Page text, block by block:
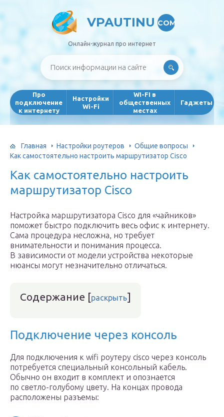
VPAUTINU COM
Онлайн-журнал про интернет
Про
подключение
к интернету
Настройки
Wi-Fi
WI-FI в
общественных
местах
Гаджеты
Главная Настройки роутеров
Общие вопросы
Как самостоятельно настроить маршрутизатор Cisco
Как самостоятельно настроить
маршрутизатор Cisco
Настройка маршрутизатора Cisco для «чайников»
поможет быстро подключить весь офис к интернету.
Сама процедура несложна, но требует
внимательности и понимания процесса.
В зависимости от модели устройства некоторые
нюансы могут незначительно отличаться.
Содержание [раскрыть]
Подключение через консоль
Для подключения к wifi роутеру cisco через консоль
потребуется специальный консольный кабель.
Обычно он входит в комплект и опознается
по светло-голубому цвету. На концах провода
расположены разъемы: